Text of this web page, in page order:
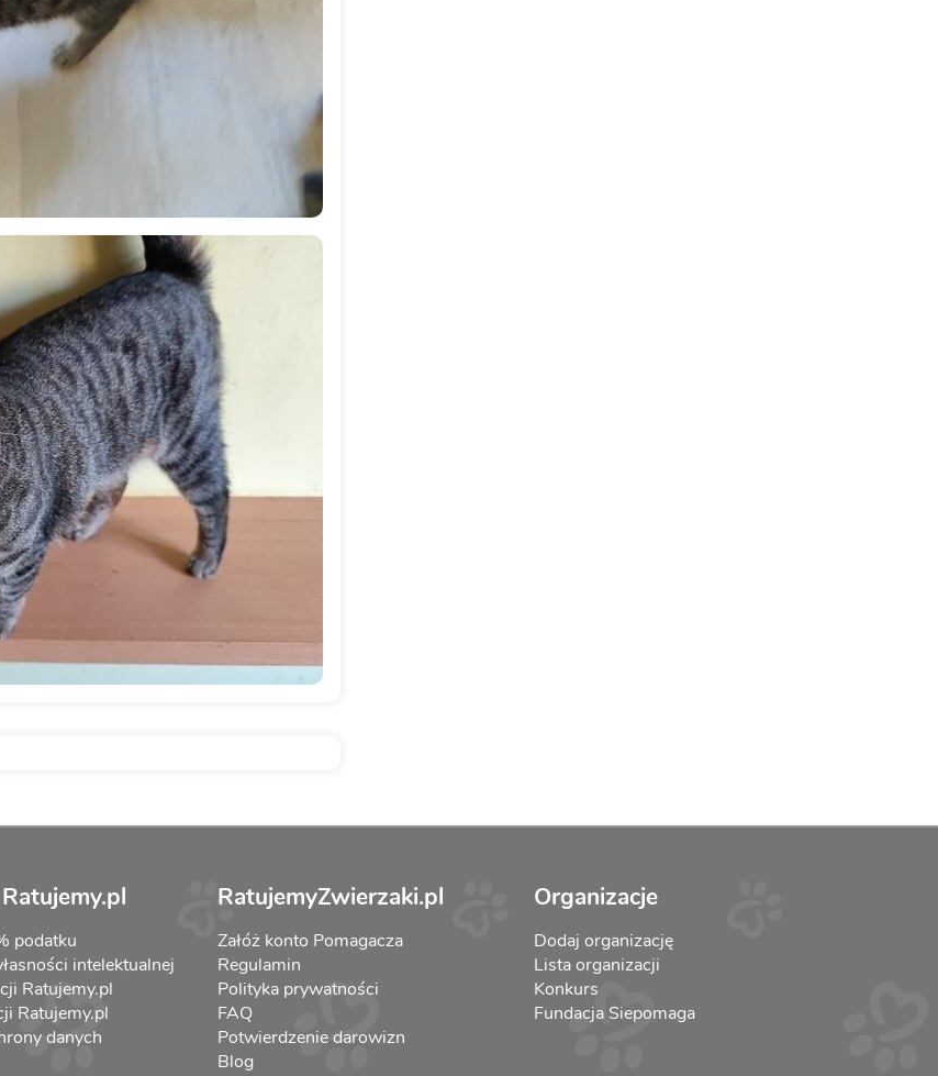
podatku
intelektualnej
Ratujemy.pl
Ratujemy.pl
danych
RatujemyZwierzaki.pl
Załóż konto Pomagacza
Regulamin
Polityka prywatności
FAQ
Potwierdzenie darowizn
Blog
Organizacje
Dodaj organizację
Lista organizacji
Konkurs
Fundacja Siepomaga